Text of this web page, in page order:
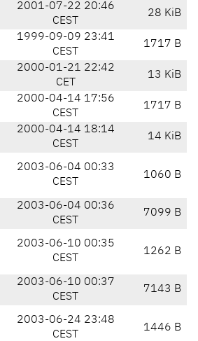
2001-07-22 20:46
CEST
28 KiB
1999-09-09 23:41
CEST
1717 B
2000-01-21 22:42
CET
13 KiB
2000-04-14 17:56
CEST
1717 B
2000-04-14 18:14
CEST
14 KiB
2003-06-04 00:33
CEST
1060 B
2003-06-04 00:36
CEST
7099 B
2003-06-10 00:35
CEST
1262 B
2003-06-10 00:37
CEST
7143 B
2003-06-24 23:48
CEST
1446 B